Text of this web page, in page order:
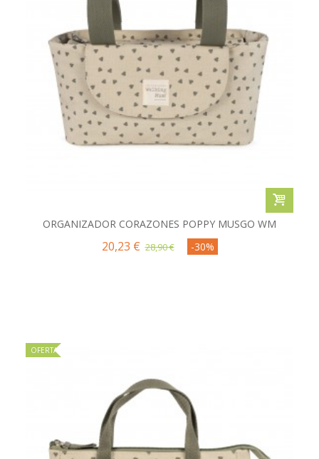
ORGANIZADOR CORAZONES POPPY MUSGO WM
20,23 € 28,90 € -30%
OFERTA